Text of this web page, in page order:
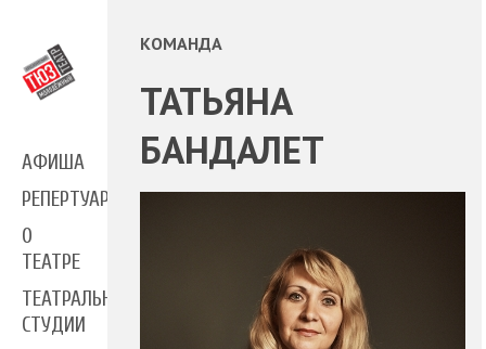
АФИША
РЕПЕРТУАР
О
ТЕАТРЕ
ТЕАТРАЛЬНЫЕ
СТУДИИ
КОМАНДА
ТАТЬЯНА
БАНДАЛЕТ